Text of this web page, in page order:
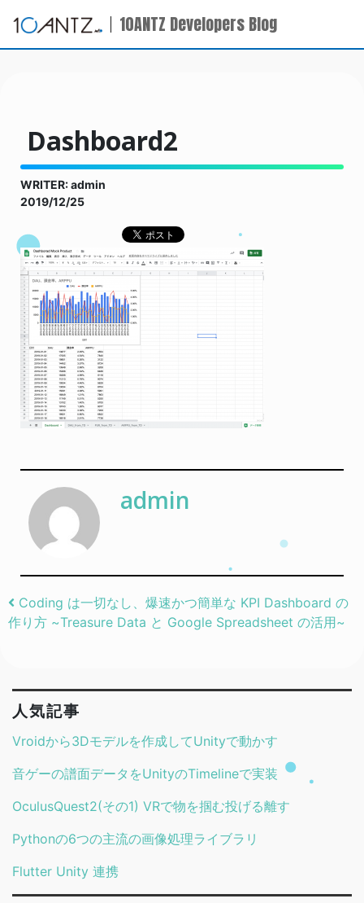
10ANTZ Developers Blog
Dashboard2
WRITER: admin
2019/12/25
admin
Post navigation
Coding は一切なし、爆速かつ簡単な KPI Dashboard の
作り方 ~Treasure Data と Google Spreadsheet の活用~
人気記事
Vroidから3Dモデルを作成してUnityで動かす
音ゲーの譜面データをUnityのTimelineで実装
OculusQuest2(その1) VRで物を掴む投げる離す
Pythonの6つの主流の画像処理ライブラリ
Flutter Unity 連携